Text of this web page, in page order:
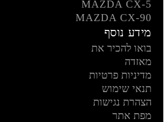
MAZDA CX-5
MAZDA CX-90
מידע נוסף
בואו להכיר את
מאזדה
מדיניות פרטיות
תנאי שימוש
הצהרת נגישות
מפת אתר